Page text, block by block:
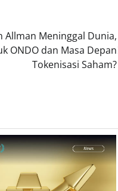
Allman Meninggal Dunia,
ONDO dan Masa Depan
Tokenisasi Saham?